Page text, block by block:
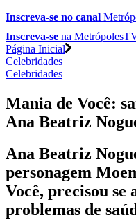
Inscreva-se no canal
Inscreva-se na
Página Inicial
Celebridades
Celebridades
Mania de Você:
Ana Beatriz
Ana Beatriz
personagem
Você, precisou
problemas de